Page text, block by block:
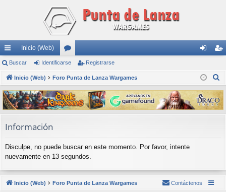
nl
ac
es
rá
pi
s
Inicio (Web)
or
os nti
fic
ar
ist
ra
rs
Buscar Identificarse Registrarse
Inicio (Web) Foro Punta de Lanza Wargames
s
c
Información
Disculpe, no puede buscar en este momento. Por favor, intente
nuevamente en 13 segundos.
Inicio (Web) Foro Punta de Lanza Wargames Contáctenos